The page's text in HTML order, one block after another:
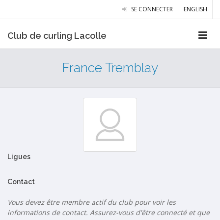
SE CONNECTER ENGLISH
Club de curling Lacolle
France Tremblay
Ligues
Contact
Vous devez être membre actif du club pour voir les
informations de contact. Assurez-vous d'être connecté et que